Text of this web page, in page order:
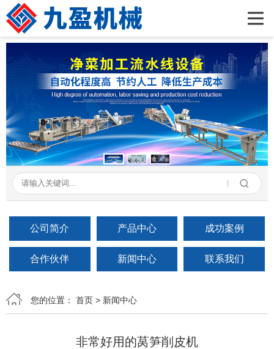
公司简介
产品展示
新闻资讯
成功案例
在线留言
联系我们
公司简介 产品中心 成功案例
合作伙伴 新闻中心 联系我们
您的位置： 首页 > 新闻中心
非常好用的莴笋削皮机